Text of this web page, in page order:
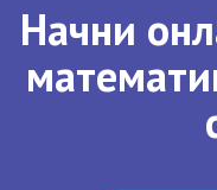
Начни